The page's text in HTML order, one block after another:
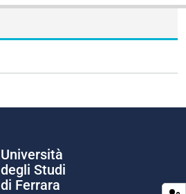
Università
degli Studi
di Ferrara